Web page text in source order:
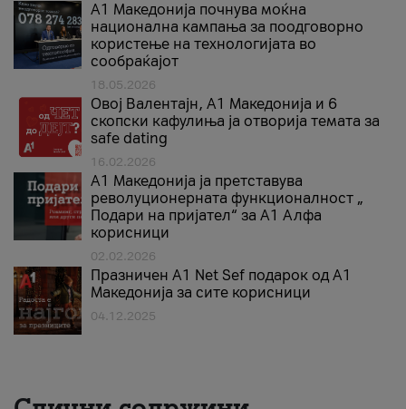
A1 Македонија почнува моќна
национална кампања за поодговорно
користење на технологијата во
сообраќајот
18.05.2026
Овој Валентајн, A1 Македонија и 6
скопски кафулиња ја отворија темата за
safe dating
16.02.2026
А1 Македонија ја претставува
револуционерната функционалност „
Подари на пријател“ за А1 Алфа
корисници
02.02.2026
Празничен A1 Net Sеf подарок од А1
Македонија за сите корисници
04.12.2025